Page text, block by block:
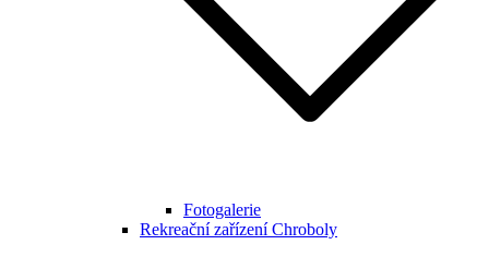
Fotogalerie
Rekreační zařízení Chroboly